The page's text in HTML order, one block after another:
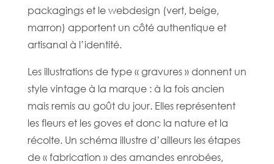
packagings et le webdesign (vert, beige,
marron) apportent un côté authentique et
artisanal à l’identité.
Les illustrations de type « gravures » donnent un
style vintage à la marque : à la fois ancien
mais remis au goût du jour. Elles représentent
les fleurs et les goves et donc la nature et la
récolte. Un schéma illustre d’ailleurs les étapes
de « fabrication » des amandes enrobées,